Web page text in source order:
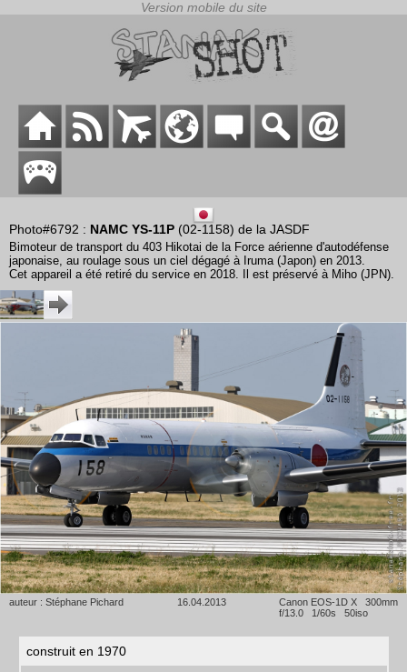
Photo#6792 : NAMC YS-11P (02-1158) de la JASDF
Bimoteur de transport du 403 Hikotai de la Force aérienne d'autodéfense
japonaise, au roulage sous un ciel dégagé à Iruma (Japon) en 2013.
Cet appareil a été retiré du service en 2018. Il est préservé à Miho (JPN).
auteur : Stéphane Pichard 16.04.2013
Canon EOS-1D X 300mm
f/13.0 1/60s 50iso
construit en 1970